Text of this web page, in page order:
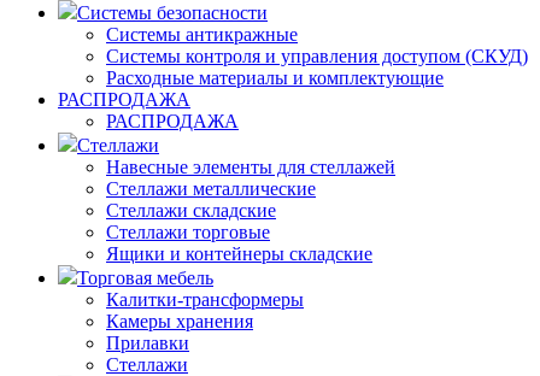
Системы безопасности
Системы антикражные
Системы контроля и управления доступом (СКУД)
Расходные материалы и комплектующие
РАСПРОДАЖА
РАСПРОДАЖА
Стеллажи
Навесные элементы для стеллажей
Стеллажи металлические
Стеллажи складские
Стеллажи торговые
Ящики и контейнеры складские
Торговая мебель
Калитки-трансформеры
Камеры хранения
Прилавки
Стеллажи